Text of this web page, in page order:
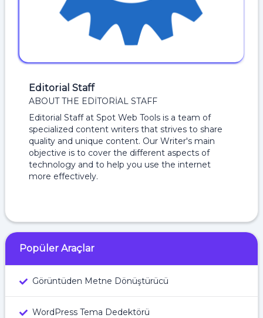
Editorial Staff
ABOUT THE EDITORIAL STAFF
Editorial Staff at Spot Web Tools is a team of
specialized content writers that strives to share
quality and unique content. Our Writer's main
objective is to cover the different aspects of
technology and to help you use the internet
more effectively.
Popüler Araçlar
Görüntüden Metne Dönüştürücü
WordPress Tema Dedektörü